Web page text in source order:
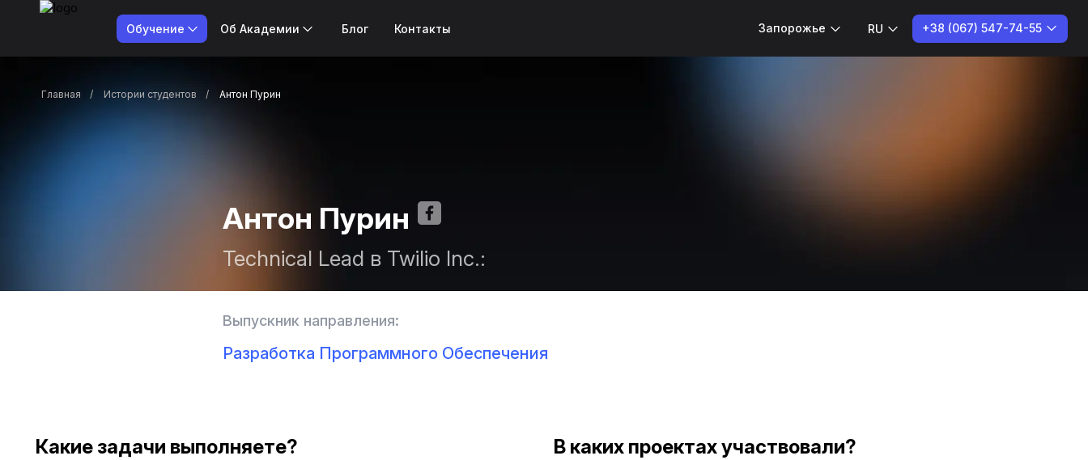
Обучение Об Академии Блог Контакты Запорожье RU +38 (067) 547-74-55
Антон Пурин
Technical Lead в Twilio Inc.:
Выпускник направления:
Разработка Программного Обеспечения
Какие задачи выполняете? В каких проектах участвовали?
Главная Истории студентов Антон Пурин